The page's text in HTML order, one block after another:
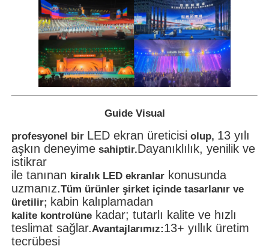
Guide Visual
profesyonel bir LED ekran üreticisi olup, 13 yılı
aşkın deneyime sahiptir.Dayanıklılık, yenilik ve
istikrar
ile tanınan kiralık LED ekranlar konusunda
uzmanız.Tüm ürünler şirket içinde tasarlanır ve
üretilir; kabin kalıplamadan
kalite kontrolüne kadar; tutarlı kalite ve hızlı
teslimat sağlar.Avantajlarımız:13+ yıllık üretim
tecrübesi